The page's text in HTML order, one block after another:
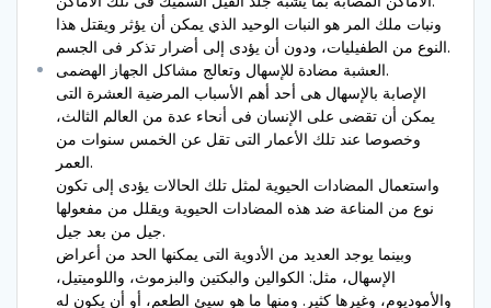
ونبات ملك المر هو النبات الوحيد الذي يمكن أن يؤثر ويقتل هذا
النوع من الطفيليات، ودون أن يؤدى إلى أضرار تذكر فى الجسم.
العشبة مضادة للإسهال وتعالج مشاكل الجهاز الهضمى.
الإصابة بالإسهال هى أحد أهم الأسباب المرضية العشرة التى
يمكن أن تقضى على الإنسان فى أنحاء عدة من العالم الثالث،
وخصوصا عند تلك الأعمار التى تقل عن الخمس سنوات من
العمر.
واستعمال المضادات الحيوية لمثل تلك الحالات يؤدى إلى تكون
نوع من المناعة ضد هذه المضادات الحيوية ويقلل من مفعولها
جيل من بعد جيل.
وبينما يوجد العديد من الأدوية التى يمكنها الحد من أعراض
الإسهال، مثل: الكوالين والبكتين والبزموث، واللوميتيل،
والأموديوم، وغيرها كثير. ومنها ما هو سيئ الطعم، أو أن يكون له